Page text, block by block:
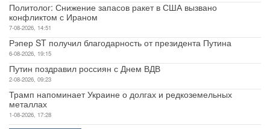
Политолог: Снижение запасов ракет в США вызвано
конфликтом с Ираном
7-08-2026, 14:51
Рэпер ST получил благодарность от президента Путина
6-08-2026, 19:15
Путин поздравил россиян с Днем ВДВ
2-08-2026, 09:23
Трамп напоминает Украине о долгах и редкоземельных
металлах
1-08-2026, 17:28